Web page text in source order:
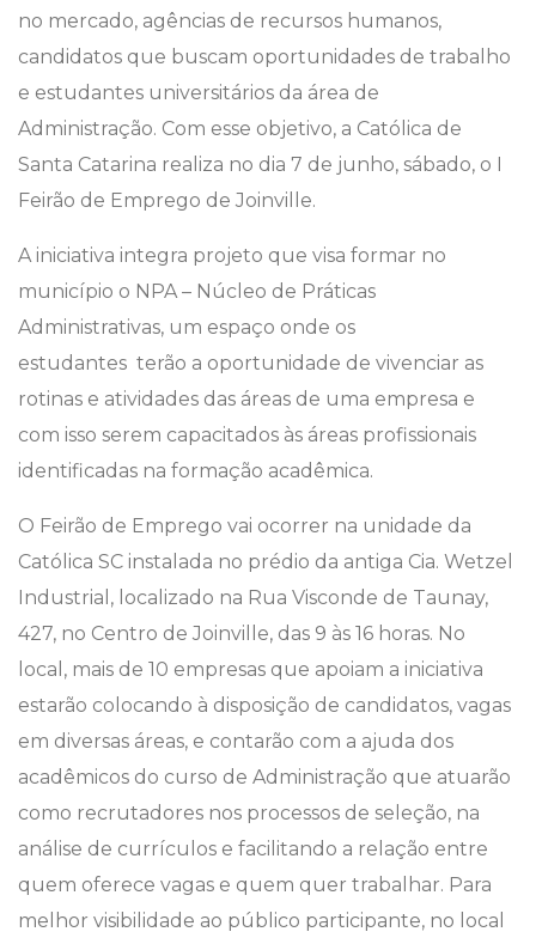
no mercado, agências de recursos humanos,
candidatos que buscam oportunidades de trabalho
e estudantes universitários da área de
Administração. Com esse objetivo, a Católica de
Santa Catarina realiza no dia 7 de junho, sábado, o I
Feirão de Emprego de Joinville.
A iniciativa integra projeto que visa formar no
município o NPA – Núcleo de Práticas
Administrativas, um espaço onde os
estudantes terão a oportunidade de vivenciar as
rotinas e atividades das áreas de uma empresa e
com isso serem capacitados às áreas profissionais
identificadas na formação acadêmica.
O Feirão de Emprego vai ocorrer na unidade da
Católica SC instalada no prédio da antiga Cia. Wetzel
Industrial, localizado na Rua Visconde de Taunay,
427, no Centro de Joinville, das 9 às 16 horas. No
local, mais de 10 empresas que apoiam a iniciativa
estarão colocando à disposição de candidatos, vagas
em diversas áreas, e contarão com a ajuda dos
acadêmicos do curso de Administração que atuarão
como recrutadores nos processos de seleção, na
análise de currículos e facilitando a relação entre
quem oferece vagas e quem quer trabalhar. Para
melhor visibilidade ao público participante, no local